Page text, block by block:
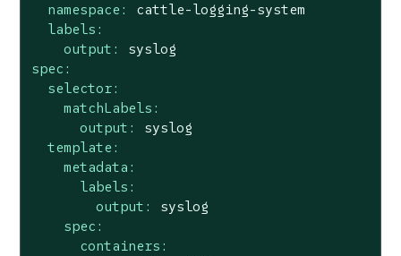
namespace:
cattle-logging-system
labels:
output:
syslog
spec:
selector:
matchLabels:
output:
syslog
template:
metadata:
labels:
output:
syslog
spec:
containers: